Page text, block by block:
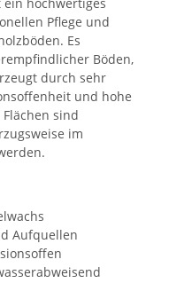
Pflege und
Es
Böden,
durch sehr
und hohe
sind
im
Aufquellen